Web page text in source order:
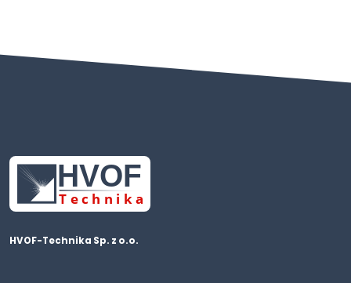
HVOF
T echnika
HVOF-Technika Sp. z o.o.